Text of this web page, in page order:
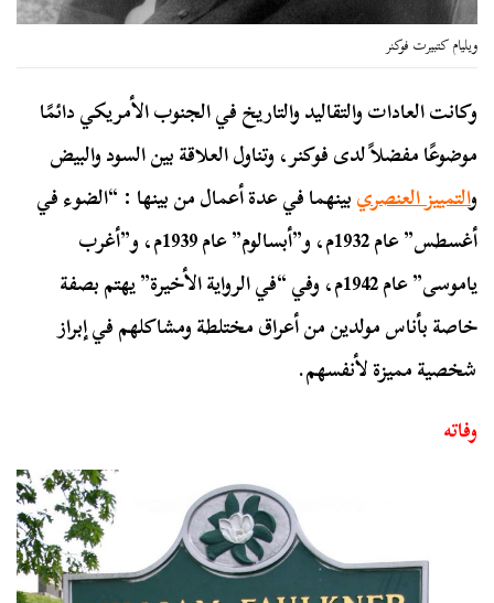
ويليام كتبيرت فوكنر
وكانت العادات والتقاليد والتاريخ في الجنوب الأمريكي دائمًا
موضوعًا مفضلاً لدى فوكنر، وتناول العلاقة بين السود والبيض
والتمييز العنصريبينهما في عدة أعمال من بينها : “الضوء في
أغسطس” عام 1932م، و”أبسالوم” عام 1939م، و”أغرب
ياموسى” عام 1942م، وفي “في الرواية الأخيرة” يهتم بصفة
خاصة بأناس مولدين من أعراق مختلطة ومشاكلهم في إبراز
شخصية مميزة لأنفسهم.
وفاته